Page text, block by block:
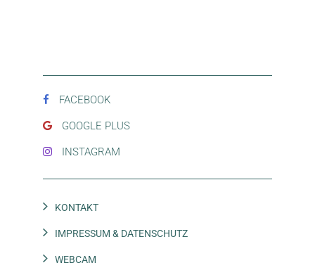
FACEBOOK
GOOGLE PLUS
INSTAGRAM
Navigation
KONTAKT
IMPRESSUM & DATENSCHUTZ
WEBCAM